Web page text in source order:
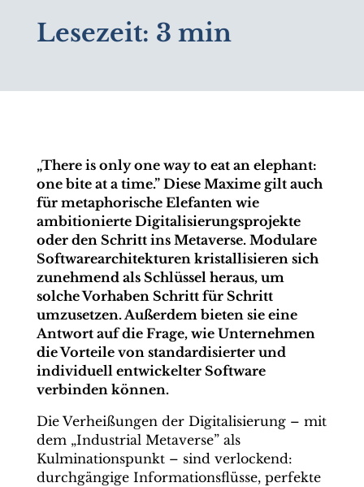
Lesezeit: 3 min
„There is only one way to eat an elephant:
one bite at a time.” Diese Maxime gilt auch
für metaphorische Elefanten wie
ambitionierte Digitalisierungsprojekte
oder den Schritt ins Metaverse. Modulare
Softwarearchitekturen kristallisieren sich
zunehmend als Schlüssel heraus, um
solche Vorhaben Schritt für Schritt
umzusetzen. Außerdem bieten sie eine
Antwort auf die Frage, wie Unternehmen
die Vorteile von standardisierter und
individuell entwickelter Software
verbinden können.
Die Verheißungen der Digitalisierung – mit
dem „Industrial Metaverse” als
Kulminationspunkt – sind verlockend:
durchgängige Informationsflüsse, perfekte